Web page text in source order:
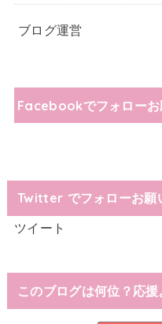
ブログ運営
Facebookでフォローお
Twitter でフォローお願
ツイート
このブログは何位？応